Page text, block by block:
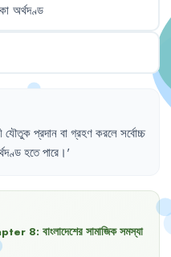
অর্থদণ্ড
যৌতুকপ্রদানবাগ্রহণকরলেসর্বোচ্চ
হতেপারে ।'
8: বাংলাদেশের সামাজিক সমস্যা